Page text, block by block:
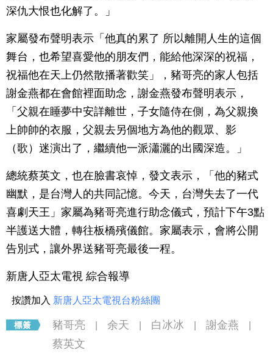
深仇大恨也化解了。」
家屬發布聲明表示「他真的累了 所以離開人生的這個
舞台，也希望喜愛他的朋友們，能給他深深的祝福，
祝福他在天上仍然散播著歡笑」，豬哥亮的家人包括
謝金燕都在會館裡面助念，謝金燕發布聲明表示，
「父親在睡夢中安詳離世，子女隨侍在側，為父親換
上帥帥的衣服，父親去另個地方為他的觀眾、影
（歌）迷演出了，繼續他一派瀟灑的出國深造。」
總統蔡英文，也在臉書哀悼，發文表示，「他的豬式
幽默，是台灣人的共同記憶。今天，台灣失去了一代
喜劇天王」家屬為豬哥亮進行助念儀式，預計下午3點
半護送大體，轉往板橋殯儀館。家屬表示，會將公開
告別式，讓外界送豬哥亮最後一程。
新唐人亞太電視 綜合報導
按讚加入 新唐人亞太電視台粉絲團
豬哥亮 余天 白冰冰 謝金燕
蔡英文